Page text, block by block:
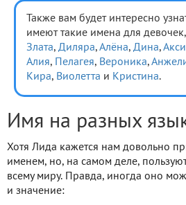
Также вам будет интересно
имеют такие имена для
Злата, Диляра, Алёна, Дина,
Алия, Пелагея, Вероника,
Кира, Виолетта и Кристина.
Имя на разных
Хотя Лида кажется нам довольно
именем, но, на самом деле,
всему миру. Правда, иногда оно
и значение: